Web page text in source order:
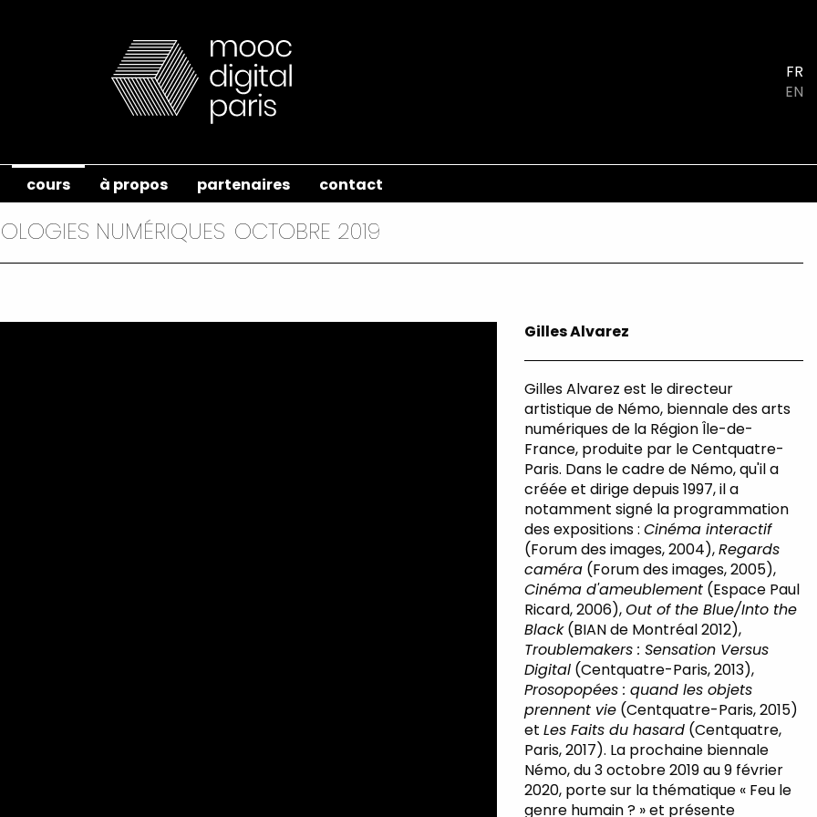
FR
EN
cours à propos partenaires contact
NUMÉRIQUES OCTOBRE 2019
Gilles Alvarez
Gilles Alvarez est le directeur
artistique de Némo, biennale des arts
numériques de la Région Île-de-
France, produite par le Centquatre-
Paris. Dans le cadre de Némo, qu'il a
créée et dirige depuis 1997, il a
notamment signé la programmation
des expositions : Cinéma interactif
(Forum des images, 2004),Regards
caméra (Forum des images, 2005),
Cinéma d'ameublement (Espace Paul
Ricard, 2006),Out of the Blue/Into the
Black(BIAN de Montréal 2012),
Troublemakers : Sensation Versus
Digital (Centquatre-Paris, 2013),
Prosopopées : quand les objets
prennent vie (Centquatre-Paris, 2015)
et Les Faits du hasard (Centquatre,
Paris, 2017). La prochaine biennale
Némo, du 3 octobre 2019 au 9 février
2020, porte sur la thématique « Feu le
genre humain ? » et présente